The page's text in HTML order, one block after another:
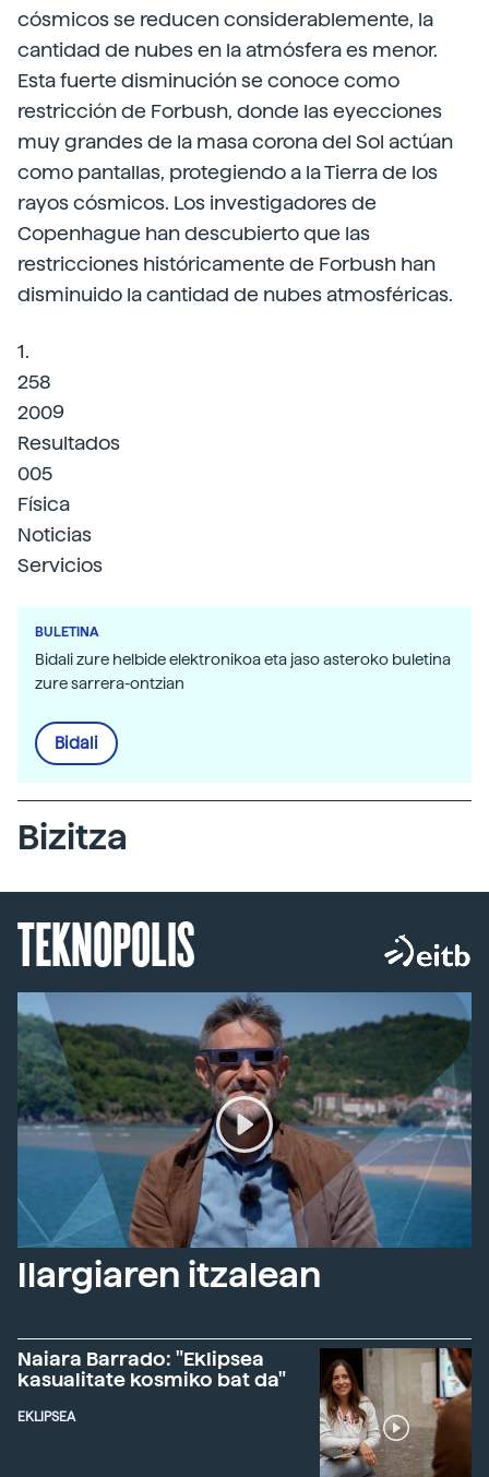
cósmicos se reducen considerablemente, la
cantidad de nubes en la atmósfera es menor.
Esta fuerte disminución se conoce como
restricción de Forbush, donde las eyecciones
muy grandes de la masa corona del Sol actúan
como pantallas, protegiendo a la Tierra de los
rayos cósmicos. Los investigadores de
Copenhague han descubierto que las
restricciones históricamente de Forbush han
disminuido la cantidad de nubes atmosféricas.
1.
258
2009
Resultados
005
Física
Noticias
Servicios
BULETINA
Bidali zure helbide elektronikoa eta jaso asteroko buletina
zure sarrera-ontzian
Bidali
Bizitza
TEKNOPOLIS
Ilargiaren itzalean
Naiara Barrado: "Eklipsea
kasualitate kosmiko bat da"
EKLIPSEA